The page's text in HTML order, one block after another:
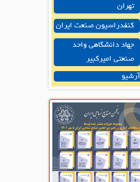
تهران
کنفدراسیون صنعت ایران
جهاد دانشگاهی واحد
صنعتی امیرکبیر
آرشیو